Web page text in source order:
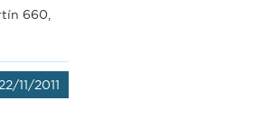
660,
22/11/2011